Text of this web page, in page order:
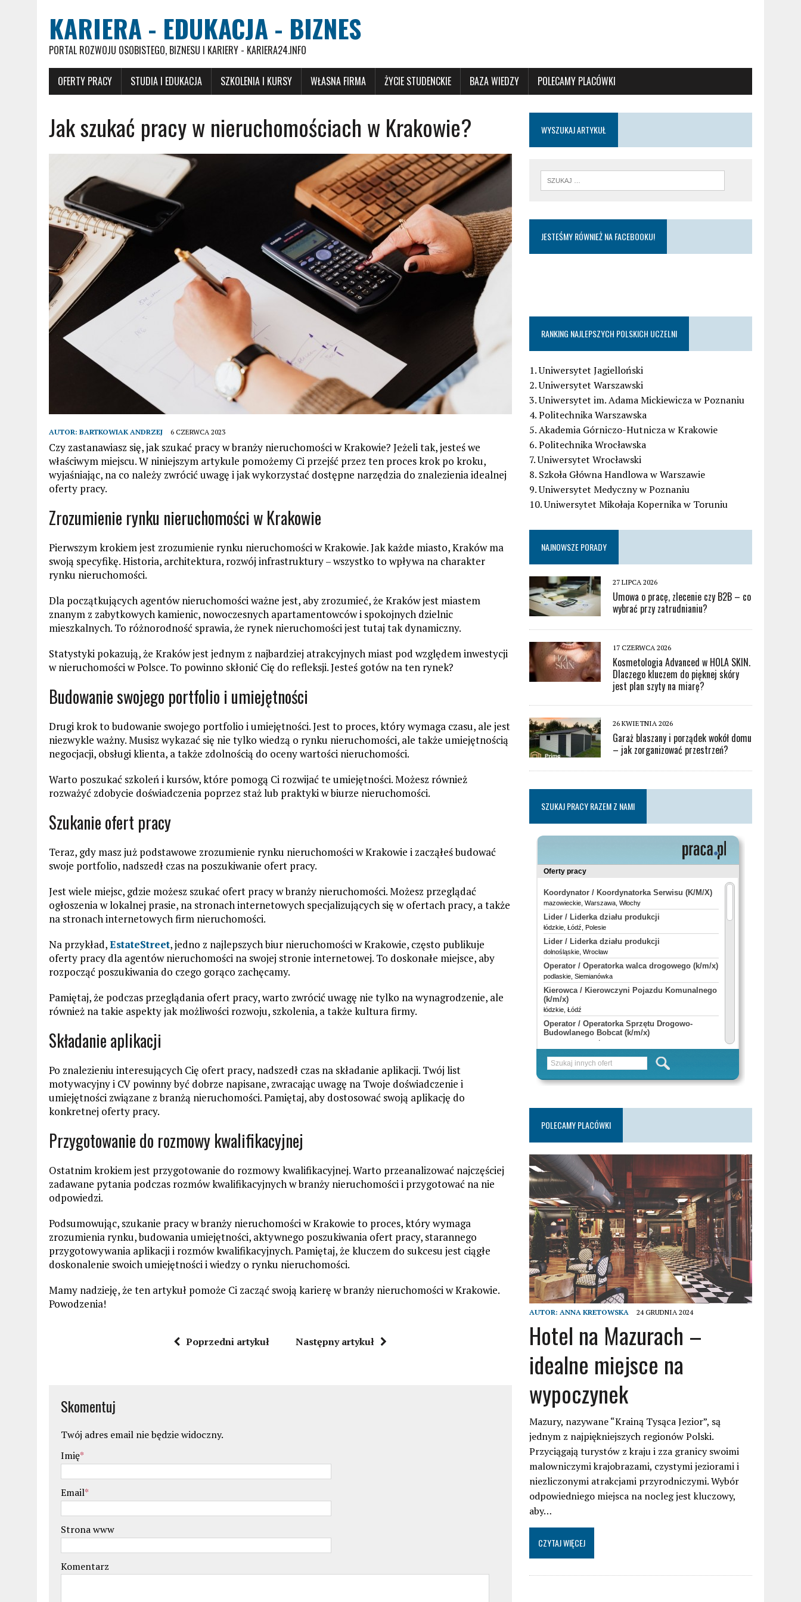
KARIERA - EDUKACJA - BIZNES
PORTAL ROZWOJU OSOBISTEGO, BIZNESU I KARIERY - KARIERA24.INFO
OFERTY PRACY STUDIA I EDUKACJA SZKOLENIA I KURSY WŁASNA FIRMA ŻYCIE STUDENCKIE BAZA WIEDZY POLECAMY PLACÓWKI
Jak szukać pracy w nieruchomościach w Krakowie?
AUTOR: BARTKOWIAK ANDRZEJ 6 CZERWCA 2023
Czy zastanawiasz się, jak szukać pracy w branży nieruchomości w Krakowie? Jeżeli tak, jesteś we
właściwym miejscu. W niniejszym artykule pomożemy Ci przejść przez ten proces krok po kroku,
wyjaśniając, na co należy zwrócić uwagę i jak wykorzystać dostępne narzędzia do znalezienia idealnej
oferty pracy.
Zrozumienie rynku nieruchomości w Krakowie
Pierwszym krokiem jest zrozumienie rynku nieruchomości w Krakowie. Jak każde miasto, Kraków ma
swoją specyfikę. Historia, architektura, rozwój infrastruktury – wszystko to wpływa na charakter
rynku nieruchomości.
Dla początkujących agentów nieruchomości ważne jest, aby zrozumieć, że Kraków jest miastem
znanym z zabytkowych kamienic, nowoczesnych apartamentowców i spokojnych dzielnic
mieszkalnych. To różnorodność sprawia, że rynek nieruchomości jest tutaj tak dynamiczny.
Statystyki pokazują, że Kraków jest jednym z najbardziej atrakcyjnych miast pod względem inwestycji
w nieruchomości w Polsce. To powinno skłonić Cię do refleksji. Jesteś gotów na ten rynek?
Budowanie swojego portfolio i umiejętności
Drugi krok to budowanie swojego portfolio i umiejętności. Jest to proces, który wymaga czasu, ale jest
niezwykle ważny. Musisz wykazać się nie tylko wiedzą o rynku nieruchomości, ale także umiejętnością
negocjacji, obsługi klienta, a także zdolnością do oceny wartości nieruchomości.
Warto poszukać szkoleń i kursów, które pomogą Ci rozwijać te umiejętności. Możesz również
rozważyć zdobycie doświadczenia poprzez staż lub praktyki w biurze nieruchomości.
Szukanie ofert pracy
Teraz, gdy masz już podstawowe zrozumienie rynku nieruchomości w Krakowie i zacząłeś budować
swoje portfolio, nadszedł czas na poszukiwanie ofert pracy.
Jest wiele miejsc, gdzie możesz szukać ofert pracy w branży nieruchomości. Możesz przeglądać
ogłoszenia w lokalnej prasie, na stronach internetowych specjalizujących się w ofertach pracy, a także
na stronach internetowych firm nieruchomości.
Na przykład,EstateStreet, jedno z najlepszych biur nieruchomości w Krakowie, często publikuje
oferty pracy dla agentów nieruchomości na swojej stronie internetowej. To doskonałe miejsce, aby
rozpocząć poszukiwania do czego gorąco zachęcamy.
Pamiętaj, że podczas przeglądania ofert pracy, warto zwrócić uwagę nie tylko na wynagrodzenie, ale
również na takie aspekty jak możliwości rozwoju, szkolenia, a także kultura firmy.
Składanie aplikacji
Po znalezieniu interesujących Cię ofert pracy, nadszedł czas na składanie aplikacji. Twój list
motywacyjny i CV powinny być dobrze napisane, zwracając uwagę na Twoje doświadczenie i
umiejętności związane z branżą nieruchomości. Pamiętaj, aby dostosować swoją aplikację do
konkretnej oferty pracy.
Przygotowanie do rozmowy kwalifikacyjnej
Ostatnim krokiem jest przygotowanie do rozmowy kwalifikacyjnej. Warto przeanalizować najczęściej
zadawane pytania podczas rozmów kwalifikacyjnych w branży nieruchomości i przygotować na nie
odpowiedzi.
Podsumowując, szukanie pracy w branży nieruchomości w Krakowie to proces, który wymaga
zrozumienia rynku, budowania umiejętności, aktywnego poszukiwania ofert pracy, starannego
przygotowywania aplikacji i rozmów kwalifikacyjnych. Pamiętaj, że kluczem do sukcesu jest ciągłe
doskonalenie swoich umiejętności i wiedzy o rynku nieruchomości.
Mamy nadzieję, że ten artykuł pomoże Ci zacząć swoją karierę w branży nieruchomości w Krakowie.
Powodzenia!
Poprzedni artykuł Następny artykuł
Skomentuj
Twój adres email nie będzie widoczny.
Imię*
Email*
Strona www
Komentarz
WYSZUKAJ ARTYKUŁ
JESTEŚMY RÓWNIEŻ NA FACEBOOKU!
RANKING NAJLEPSZYCH POLSKICH UCZELNI
1. Uniwersytet Jagielloński
2. Uniwersytet Warszawski
3. Uniwersytet im. Adama Mickiewicza w Poznaniu
4. Politechnika Warszawska
5. Akademia Górniczo-Hutnicza w Krakowie
6. Politechnika Wrocławska
7. Uniwersytet Wrocławski
8. Szkoła Główna Handlowa w Warszawie
9. Uniwersytet Medyczny w Poznaniu
10. Uniwersytet Mikołaja Kopernika w Toruniu
NAJNOWSZE PORADY
27 LIPCA 2026
Umowa o pracę, zlecenie czy B2B – co
wybrać przy zatrudnianiu?
17 CZERWCA 2026
Kosmetologia Advanced w HOLA SKIN.
Dlaczego kluczem do pięknej skóry
jest plan szyty na miarę?
26 KWIETNIA 2026
Garaż blaszany i porządek wokół domu
– jak zorganizować przestrzeń?
SZUKAJ PRACY RAZEM Z NAMI
POLECAMY PLACÓWKI
AUTOR: ANNA KRETOWSKA 24 GRUDNIA 2024
Hotel na Mazurach –
idealne miejsce na
wypoczynek
Mazury, nazywane “Krainą Tysąca Jezior”, są
jednym z najpiękniejszych regionów Polski.
Przyciągają turystów z kraju i zza granicy swoimi
malowniczymi krajobrazami, czystymi jeziorami i
niezliczonymi atrakcjami przyrodniczymi. Wybór
odpowiedniego miejsca na nocleg jest kluczowy,
aby…
CZYTAJ WIĘCEJ